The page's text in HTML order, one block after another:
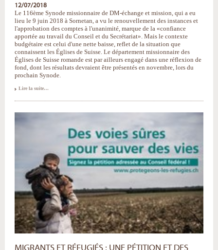
12/07/2018
Le 116ème Synode missionnaire de DM-échange et mission, qui a eu
lieu le 9 juin 2018 à Sornetan, a vu le renouvellement des instances et
l'approbation des comptes à l'unanimité, marque de la «confiance
apportée au travail du Conseil et du Secrétariat». Mais le contexte
budgétaire est celui d'une nette baisse, reflet de la situation que
connaissent les Églises de Suisse. Le département missionnaire des
Églises de Suisse romande est par ailleurs engagé dans une réflexion de
fond, dont les résultats devraient être présentés en novembre, lors du
prochain Synode.
Échos
Lire la suite…
MIGRANTS ET RÉFUGIÉS : UNE PÉTITION ET DES